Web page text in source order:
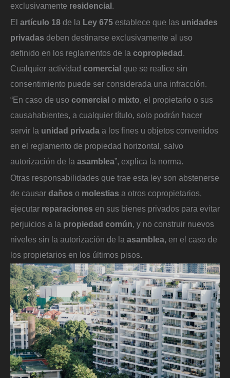
exclusivamente residencial.
El artículo 18 de la Ley 675 establece que las unidades
privadas deben destinarse exclusivamente al uso
definido en los reglamentos de la copropiedad.
Cualquier actividad comercial que se realice sin
consentimiento puede ser considerada una infracción.
“En caso de uso comercial o mixto, el propietario o sus
causahabientes, a cualquier título, solo podrán hacer
servir la unidad privada a los fines u objetos convenidos
en el reglamento de propiedad horizontal, salvo
autorización de la asamblea”, explica la norma.
Otras responsabilidades que trae esta ley son abstenerse
de causar daños o molestias a otros copropietarios,
ejecutar reparaciones en sus bienes privados para evitar
perjuicios a la propiedad común, y no construir nuevos
niveles sin la autorización de la asamblea, en el caso de
los propietarios en los últimos pisos.